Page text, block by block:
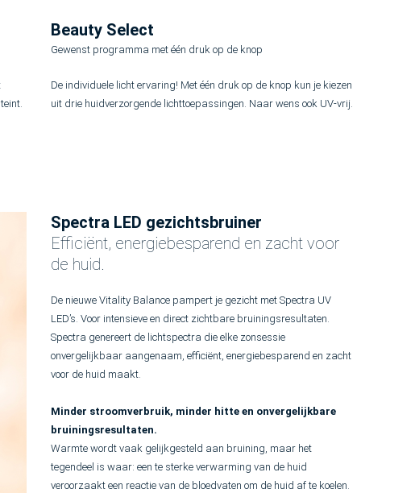
Beauty Select
Gewenst programma met één druk op de knop
De individuele licht ervaring! Met één druk op de knop kun je kiezen
uit drie huidverzorgende lichttoepassingen. Naar wens ook UV-vrij.
Spectra LED gezichtsbruiner
Efficiënt, energiebesparend en zacht voor
de huid.
De nieuwe Vitality Balance pampert je gezicht met Spectra UV
LED’s. Voor intensieve en direct zichtbare bruiningsresultaten.
Spectra genereert de lichtspectra die elke zonsessie
onvergelijkbaar aangenaam, efficiënt, energiebesparend en zacht
voor de huid maakt.
Minder stroomverbruik, minder hitte en onvergelijkbare
bruiningsresultaten.
Warmte wordt vaak gelijkgesteld aan bruining, maar het
tegendeel is waar: een te sterke verwarming van de huid
veroorzaakt een reactie van de bloedvaten om de huid af te koelen.